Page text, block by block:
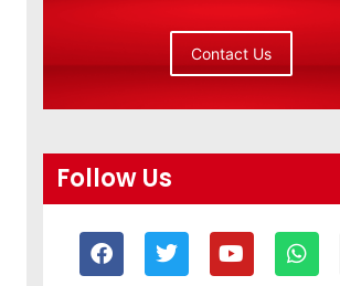
Contact Us
Follow Us